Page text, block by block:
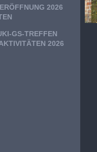
2026
GS-TREFFEN
2026